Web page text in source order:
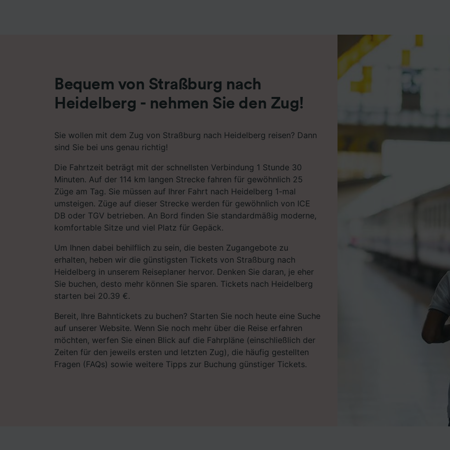
Bequem von Straßburg nach
Heidelberg - nehmen Sie den Zug!
Sie wollen mit dem Zug von Straßburg nach Heidelberg reisen? Dann
sind Sie bei uns genau richtig!
Die Fahrtzeit beträgt mit der schnellsten Verbindung 1 Stunde 30
Minuten. Auf der 114 km langen Strecke fahren für gewöhnlich 25
Züge am Tag. Sie müssen auf Ihrer Fahrt nach Heidelberg 1-mal
umsteigen. Züge auf dieser Strecke werden für gewöhnlich von ICE
DB oder TGV betrieben. An Bord finden Sie standardmäßig moderne,
komfortable Sitze und viel Platz für Gepäck.
Um Ihnen dabei behilflich zu sein, die besten Zugangebote zu
erhalten, heben wir die günstigsten Tickets von Straßburg nach
Heidelberg in unserem Reiseplaner hervor. Denken Sie daran, je eher
Sie buchen, desto mehr können Sie sparen. Tickets nach Heidelberg
starten bei 20.39 €.
Bereit, Ihre Bahntickets zu buchen? Starten Sie noch heute eine Suche
auf unserer Website. Wenn Sie noch mehr über die Reise erfahren
möchten, werfen Sie einen Blick auf die Fahrpläne (einschließlich der
Zeiten für den jeweils ersten und letzten Zug), die häufig gestellten
Fragen (FAQs) sowie weitere Tipps zur Buchung günstiger Tickets.